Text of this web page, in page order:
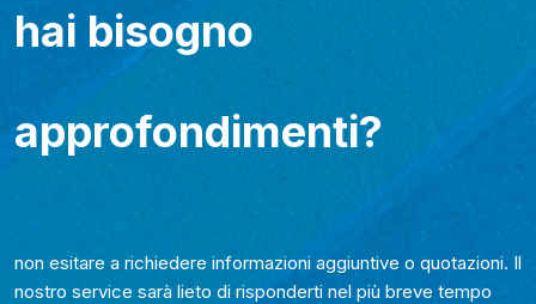
hai bisogno
approfondimenti?
non esitare a richiedere informazioni aggiuntive o quotazioni. Il
nostro service sarà lieto di risponderti nel più breve tempo